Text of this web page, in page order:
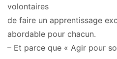
volontaires
de faire un apprentissage
abordable pour chacun.
– Et parce que « Agir pour